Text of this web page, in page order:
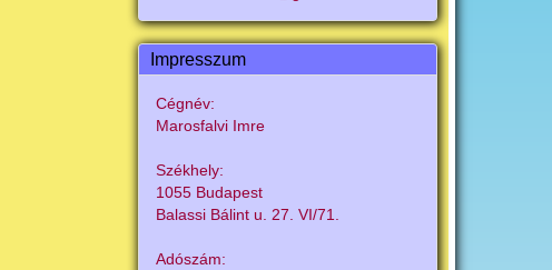
Impresszum
Cégnév:
Marosfalvi Imre
Székhely:
1055 Budapest
Balassi Bálint u. 27. VI/71.
Adószám: